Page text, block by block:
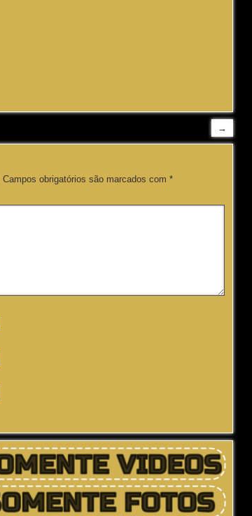
→
Campos obrigatórios são marcados com *